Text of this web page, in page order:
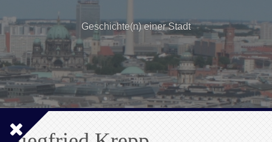
Geschichte(n) einer Stadt